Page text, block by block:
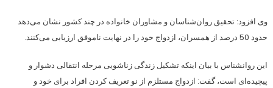
وی افزود: تحقیق روان‌شناسان و مشاوران خانواده در چند کشور نشان می‌دهد
حدود 50 درصد از همسران، ازدواج خود را در نهایت ناموفق ارزیابی می‌کنند.
این روانشناس با بیان اینکه تشکیل زندگی زناشویی مرحله انتقالی دشوار و
پیچیده‌ای است، گفت: ازدواج مستلزم از نو تعریف کردن افراد برای خود و